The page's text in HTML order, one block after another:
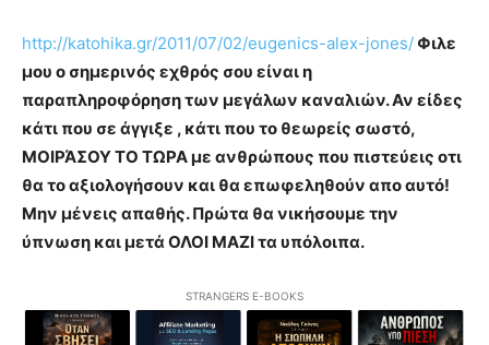
http://katohika.gr/2011/07/02/eugenics-alex-jones/ Φιλε
μου ο σημερινός εχθρός σου είναι η
παραπληροφόρηση των μεγάλων καναλιών. Αν είδες
κάτι που σε άγγιξε , κάτι που το θεωρείς σωστό,
ΜΟΙΡΆΣΟΥ ΤΟ ΤΩΡΑ με ανθρώπους που πιστεύεις οτι
θα το αξιολογήσουν και θα επωφεληθούν απο αυτό!
Μην μένεις απαθής. Πρώτα θα νικήσουμε την
ύπνωση και μετά ΟΛΟΙ ΜΑΖΙ τα υπόλοιπα.
STRANGERS E-BOOKS